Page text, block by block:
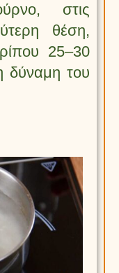
στις
θέση,
25–30
δύναμη του